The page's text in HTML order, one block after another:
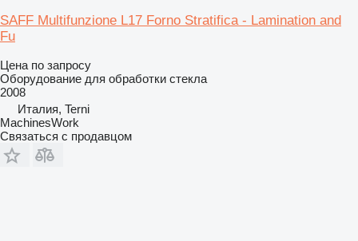
SAFF Multifunzione L17 Forno Stratifica - Lamination and
Fu
Цена по запросу
Оборудование для обработки стекла
2008
Италия, Terni
MachinesWork
Связаться с продавцом